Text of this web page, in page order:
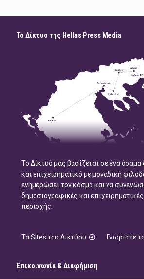
Το Δίκτυο της Hellas Press Media
Το Δίκτυό μας βασίζεται σε ένα
και επιχειρηματικό με μοναδική
ενημερώσει τον κόσμο και να
δημοσιογραφικές και
περιοχής.
Τα Sites του Δικτύου Γνωρίστε
Επικοινωνία & Διαφήμιση